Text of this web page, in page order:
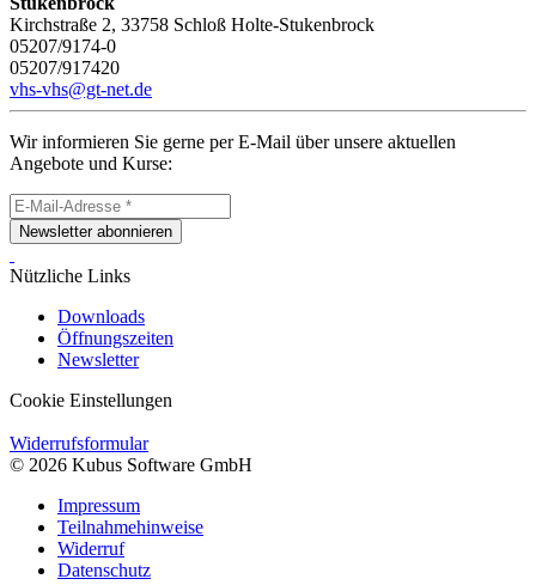
Kirchstraße 2, 33758 Schloß Holte-Stukenbrock
05207/9174-0
05207/917420
vhs-vhs@gt-net.de
Wir informieren Sie gerne per E-Mail über unsere aktuellen
Angebote und Kurse:
Newsletter abonnieren
Nützliche Links
Downloads
Öffnungszeiten
Newsletter
Cookie Einstellungen
Widerrufsformular
© 2026 Kubus Software GmbH
Impressum
Teilnahmehinweise
Widerruf
Datenschutz